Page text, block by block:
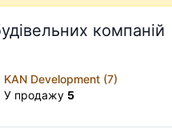
компаній
KAN Development (7)
У продажу 5